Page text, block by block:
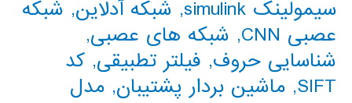
سیمولینک simulink
, شبکه آدلاین, شبکه
عصبی CNN
, شبکه های عصبی,
شناسایی حروف, فیلتر تطبیقی, کد
SIFT
, ماشین بردار پشتیبان, مدل